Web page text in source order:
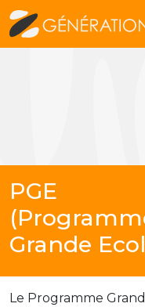
PGE
Grande
Le Programme